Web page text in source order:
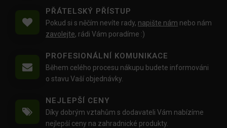
PŘÁTELSKÝ PŘÍSTUP
Pokud si s něčím nevíte rady, napište nám nebo nám
zavolejte, rádi Vám poradíme :)
PROFESIONÁLNÍ KOMUNIKACE
Během celého procesu nákupu budete informováni
o stavu Vaší objednávky.
NEJLEPŠÍ CENY
Díky dobrým vztahům s dodavateli Vám nabízíme
nejlepší ceny na zahradnické produkty.